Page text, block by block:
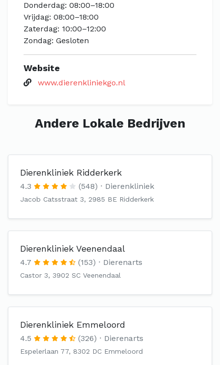
Donderdag: 08:00–18:00
Vrijdag: 08:00–18:00
Zaterdag: 10:00–12:00
Zondag: Gesloten
Website
www.dierenkliniekgo.nl
Andere Lokale Bedrijven
Dierenkliniek Ridderkerk
4.3 (548) Dierenkliniek
Jacob Catsstraat 3, 2985 BE Ridderkerk
Dierenkliniek Veenendaal
4.7 (153) Dierenarts
Castor 3, 3902 SC Veenendaal
Dierenkliniek Emmeloord
4.5 (326) Dierenarts
Espelerlaan 77, 8302 DC Emmeloord